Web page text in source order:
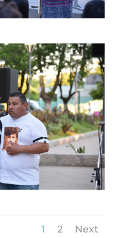
1 2 Next